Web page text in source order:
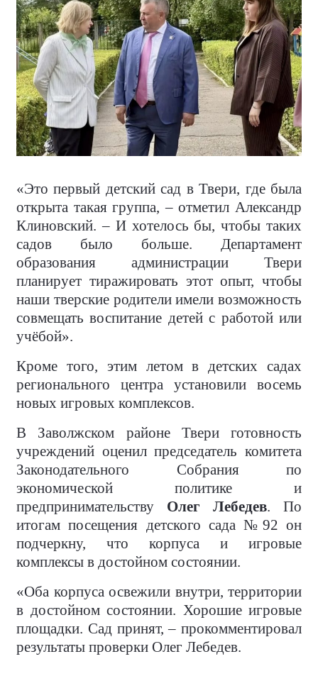
«Это первый детский сад в Твери, где была
открыта такая группа, – отметил Александр
Клиновский. – И хотелось бы, чтобы таких
садов было больше. Департамент
образования администрации Твери
планирует тиражировать этот опыт, чтобы
наши тверские родители имели возможность
совмещать воспитание детей с работой или
учёбой».
Кроме того, этим летом в детских садах
регионального центра установили восемь
новых игровых комплексов.
В Заволжском районе Твери готовность
учреждений оценил председатель комитета
Законодательного Собрания по
экономической политике и
предпринимательству Олег Лебедев. По
итогам посещения детского сада №92 он
подчеркну, что корпуса и игровые
комплексы в достойном состоянии.
«Оба корпуса освежили внутри, территории
в достойном состоянии. Хорошие игровые
площадки. Сад принят, – прокомментировал
результаты проверки Олег Лебедев.